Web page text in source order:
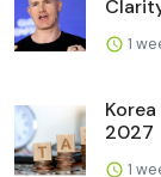
1
2027
1